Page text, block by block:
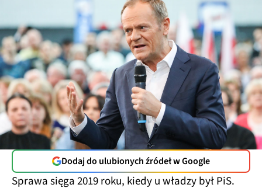
Dodaj do ulubionych źródeł w Google
Sprawa sięga 2019 roku, kiedy u władzy był PiS.